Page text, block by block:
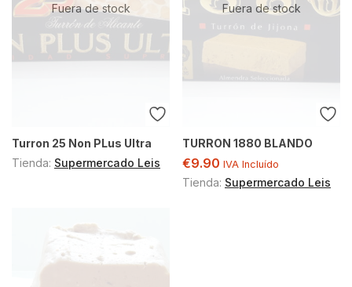
Fuera de stock
Turron 25 Non PLus Ultra
Tienda: Supermercado Leis
Fuera de stock
TURRON 1880 BLANDO
€9.90 IVA Incluído
Tienda: Supermercado Leis